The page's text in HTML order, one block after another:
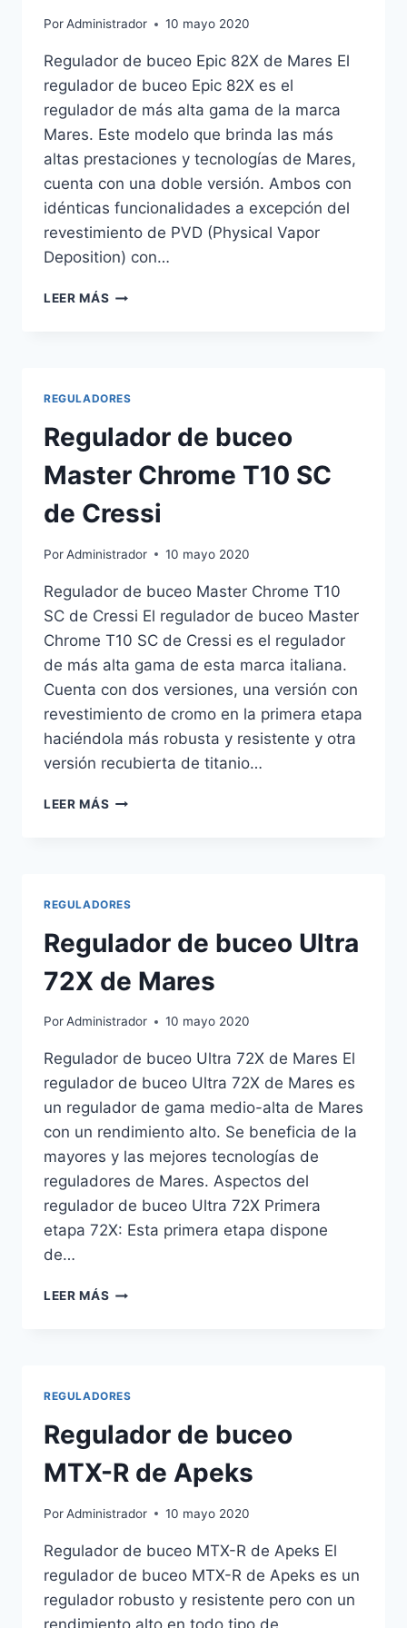
PorAdministrador 10 mayo 2020
Regulador de buceo Epic 82X de Mares El
regulador de buceo Epic 82X es el
regulador de más alta gama de la marca
Mares. Este modelo que brinda las más
altas prestaciones y tecnologías de Mares,
cuenta con una doble versión. Ambos con
idénticas funcionalidades a excepción del
revestimiento de PVD (Physical Vapor
Deposition) con…
LEER MÁS REGULADOR
REGULADORES
Regulador de buceo
Master Chrome T10 SC
de Cressi
PorAdministrador 10 mayo 2020
Regulador de buceo Master Chrome T10
SC de Cressi El regulador de buceo Master
Chrome T10 SC de Cressi es el regulador
de más alta gama de esta marca italiana.
Cuenta con dos versiones, una versión con
revestimiento de cromo en la primera etapa
haciéndola más robusta y resistente y otra
versión recubierta de titanio…
LEER MÁS REGULADOR
DE
CRESSI
REGULADORES
Regulador de buceo Ultra
72X de Mares
PorAdministrador 10 mayo 2020
Regulador de buceo Ultra 72X de Mares El
regulador de buceo Ultra 72X de Mares es
un regulador de gama medio-alta de Mares
con un rendimiento alto. Se beneficia de la
mayores y las mejores tecnologías de
reguladores de Mares. Aspectos del
regulador de buceo Ultra 72X Primera
etapa 72X: Esta primera etapa dispone
de…
LEER MÁS REGULADOR
REGULADORES
Regulador de buceo
MTX-R de Apeks
PorAdministrador 10 mayo 2020
Regulador de buceo MTX-R de Apeks El
regulador de buceo MTX-R de Apeks es un
regulador robusto y resistente pero con un
rendimiento alto en todo tipo de